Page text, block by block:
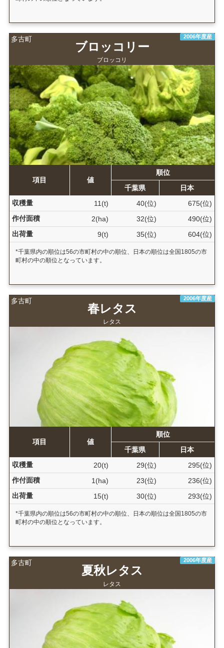
多古町 2006年度産
ブロッコリー
ブロッコリ
項目 値
順位
千葉県
日本
収穫量
11(t) 40(位)
675(位)
作付面積
2(ha) 32(位)
490(位)
出荷量
9(t) 35(位) 604(位)
*千葉県内の順位は56の市町村の中の順位、日本の順位は全国1805の市
町村の中の順位となっています。
多古町 2006年度産
春レタス
レタス
項目 値
順位
千葉県
日本
収穫量
20(t) 29(位)
295(位)
作付面積
1(ha) 23(位)
236(位)
出荷量
15(t) 30(位) 293(位)
*千葉県内の順位は56の市町村の中の順位、日本の順位は全国1805の市
町村の中の順位となっています。
多古町 2006年度産
夏秋レタス
レタス